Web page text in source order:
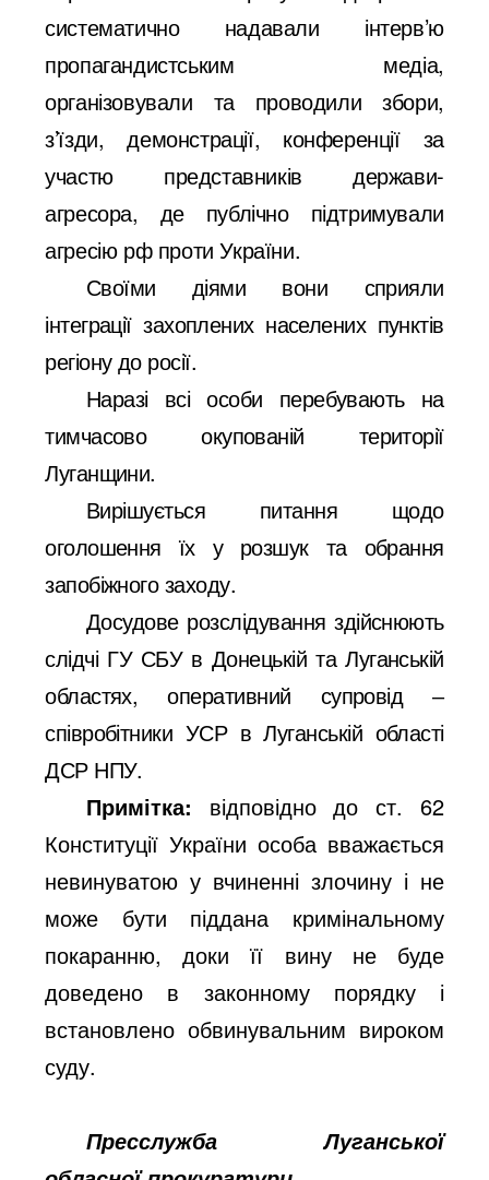
систематично надавали інтерв’ю
пропагандистським медіа,
організовували та проводили збори,
з’їзди, демонстрації, конференції за
участю представників держави-
агресора, де публічно підтримували
агресію рф проти України.
Своїми діями вони сприяли
інтеграції захоплених населених пунктів
регіону до росії.
Наразі всі особи перебувають на
тимчасово окупованій території
Луганщини.
Вирішується питання щодо
оголошення їх у розшук та обрання
запобіжного заходу.
Досудове розслідування здійснюють
слідчі ГУ СБУ в Донецькій та Луганській
областях, оперативний супровід ‒
співробітники УСР в Луганській області
ДСР НПУ.
Примітка: відповідно до ст. 62
Конституції України особа вважається
невинуватою у вчиненні злочину і не
може бути піддана кримінальному
покаранню, доки її вину не буде
доведено в законному порядку і
встановлено обвинувальним вироком
суду.
Пресслужба Луганської